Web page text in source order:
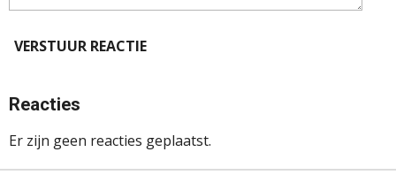
VERSTUUR REACTIE
Reacties
Er zijn geen reacties geplaatst.